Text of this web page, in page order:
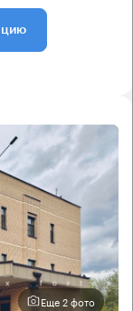
Еще 2 фото